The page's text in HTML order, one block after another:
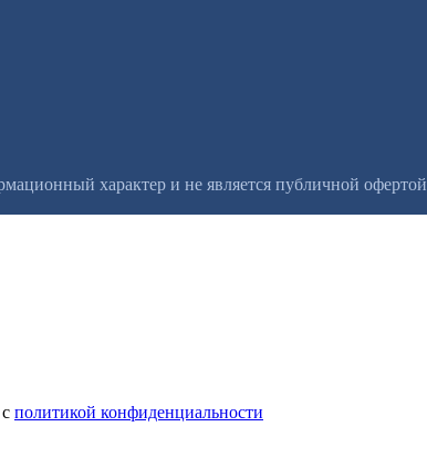
характер и не является публичной офертой
политикой конфиденциальности